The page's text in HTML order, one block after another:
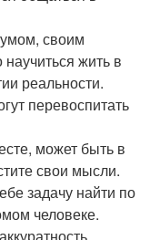
своим
жить в
реальности.
перевоспитать
может быть в
свои мысли.
задачу найти по
человеке.